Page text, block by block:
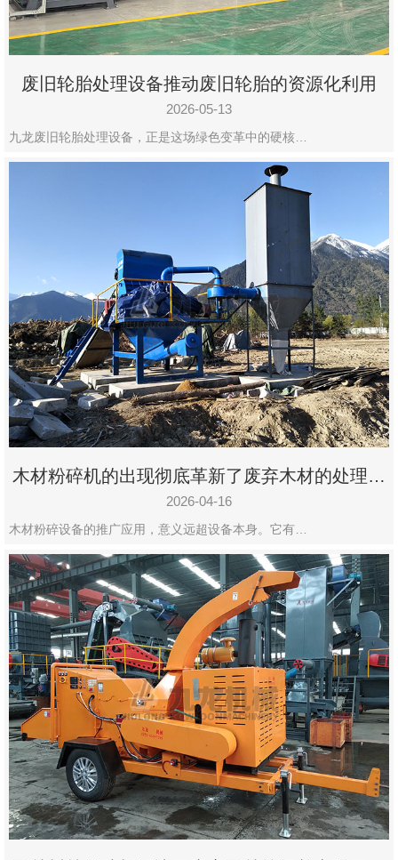
废旧轮胎处理设备推动废旧轮胎的资源化利用
2026-05-13
九龙废旧轮胎处理设备，正是这场绿色变革中的硬核…
木材粉碎机的出现彻底革新了废弃木材的处理模
式
2026-04-16
木材粉碎设备的推广应用，意义远超设备本身。它有…